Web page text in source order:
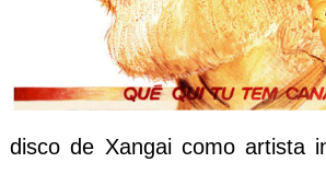
de Xangai como artista